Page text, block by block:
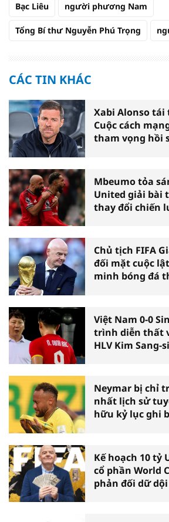
Bạc Liêu người phương Nam
Tổng Bí thư Nguyễn Phú Trọng
CÁC TIN KHÁC
Xabi Alonso tái
Cuộc cách
tham vọng hồi
Mbeumo tỏa
United giải bài
thay đổi chiến
Chủ tịch FIFA
đối mặt cuộc
minh bóng đá
Việt Nam 0-0
trình diễn thất
HLV Kim Sang-
Neymar bị chỉ
nhất lịch sử
hữu kỷ lục ghi
Kế hoạch 10 tỷ
cổ phần World
phản đối dữ dội